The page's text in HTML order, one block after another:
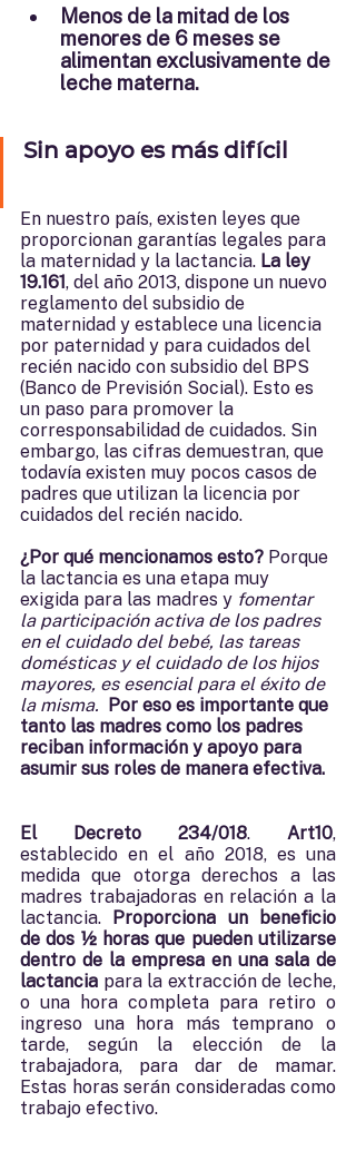
Menos de la mitad de los
menores de 6 meses se
alimentan exclusivamente de
leche materna.
Sin apoyo es más difícil
En nuestro país, existen leyes que
proporcionan garantías legales para
la maternidad y la lactancia. La ley
19.161, del año 2013, dispone un nuevo
reglamento del subsidio de
maternidad y establece una licencia
por paternidad y para cuidados del
recién nacido con subsidio del BPS
(Banco de Previsión Social). Esto es
un paso para promover la
corresponsabilidad de cuidados. Sin
embargo, las cifras demuestran, que
todavía existen muy pocos casos de
padres que utilizan la licencia por
cuidados del recién nacido.
¿Por qué mencionamos esto? Porque
la lactancia es una etapa muy
exigida para las madres y fomentar
la participación activa de los padres
en el cuidado del bebé, las tareas
domésticas y el cuidado de los hijos
mayores, es esencial para el éxito de
la misma. Por eso es importante que
tanto las madres como los padres
reciban información y apoyo para
asumir sus roles de manera efectiva.
El Decreto 234/018. Art10,
establecido en el año 2018, es una
medida que otorga derechos a las
madres trabajadoras en relación a la
lactancia. Proporciona un beneficio
de dos ½ horas que pueden utilizarse
dentro de la empresa en una sala de
lactancia para la extracción de leche,
o una hora completa para retiro o
ingreso una hora más temprano o
tarde, según la elección de la
trabajadora, para dar de mamar.
Estas horas serán consideradas como
trabajo efectivo.